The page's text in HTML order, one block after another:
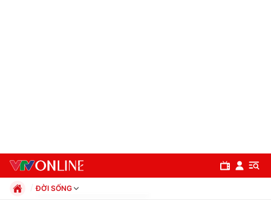
ĐỜI SỐNG